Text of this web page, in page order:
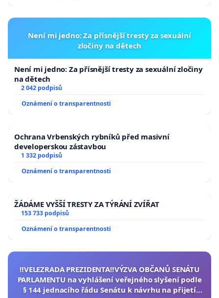
Není mi jedno: Za přísnější tresty za sexuální
zločiny na dětech
Není mi jedno: Za přísnější tresty za sexuální zločiny
na dětech
2 042 podpisů
Oznámení o transparentnosti
Ochrana Vrbenských rybníků před masivní
developerskou zástavbou
1 332 podpisů
Oznámení o transparentnosti
ŽÁDÁME VYŠŠÍ TRESTY ZA TÝRÁNÍ ZVÍŘAT
153 733 podpisů
Oznámení o transparentnosti
‼️VELEZRADA PREZIDENTA‼️VÝZVA OBČANŮ SENÁTU
PARLAMENTU na vyhlášení veřejného slyšení podle
§ 144 jednacího řádu Senátu k návrhu na přijetí